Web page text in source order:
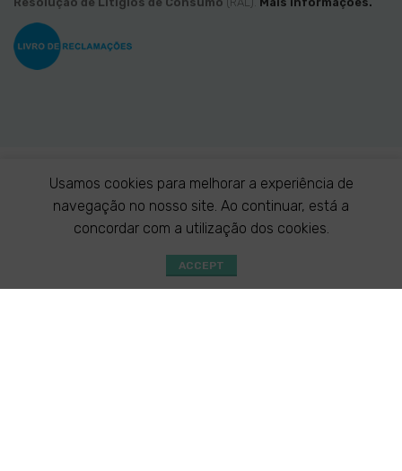
Usamos cookies para melhorar a experiência de
navegação no nosso site. Ao continuar, está a
concordar com a utilização dos cookies.
ACCEPT
Especialidades Consultas